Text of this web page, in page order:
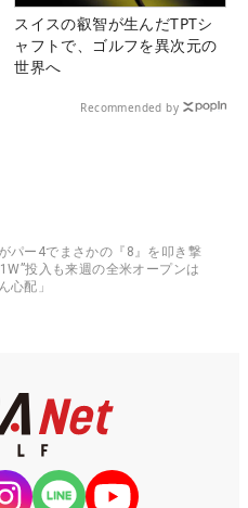
スイスの叡智が生んだTPTシ
ャフトで、ゴルフを異次元の
世界へ
Recommended by
パー4でまさかの『8』を叩き撃
投入も来週の全米オープンは
心配」